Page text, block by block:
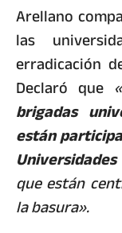
Arellano
las
erradicación
Declaró que
brigadas
están
que están
la basura».